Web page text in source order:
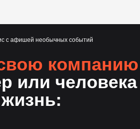
с афишей необычных событий
компанию
или человека